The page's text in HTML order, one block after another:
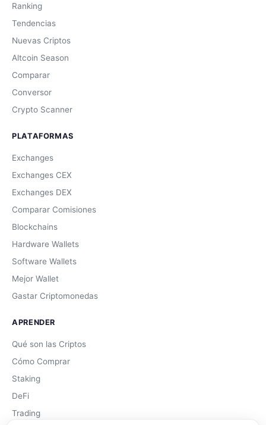
Ranking
Tendencias
Nuevas Criptos
Altcoin Season
Comparar
Conversor
Crypto Scanner
PLATAFORMAS
Exchanges
Exchanges CEX
Exchanges DEX
Comparar Comisiones
Blockchains
Hardware Wallets
Software Wallets
Mejor Wallet
Gastar Criptomonedas
APRENDER
Qué son las Criptos
Cómo Comprar
Staking
DeFi
Trading